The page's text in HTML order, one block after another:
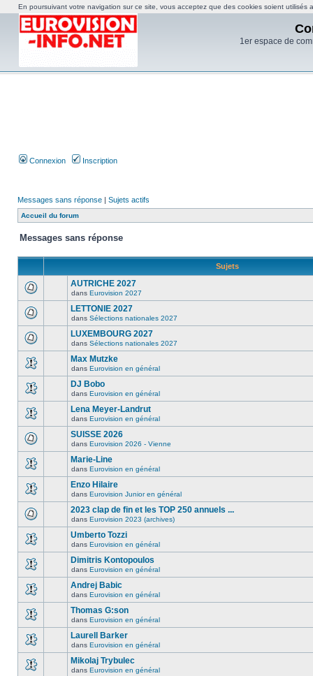
1er espace de
Connexion Inscription
Messages sans réponse | Sujets actifs
Accueil du forum
Messages sans réponse
Sujets
AUTRICHE 2027
dans Eurovision 2027
LETTONIE 2027
dans Sélections nationales 2027
LUXEMBOURG 2027
dans Sélections nationales 2027
Max Mutzke
dans Eurovision en général
DJ Bobo
dans Eurovision en général
Lena Meyer-Landrut
dans Eurovision en général
SUISSE 2026
dans Eurovision 2026 - Vienne
Marie-Line
dans Eurovision en général
Enzo Hilaire
dans Eurovision Junior en général
2023 clap de fin et les TOP 250 annuels ...
dans Eurovision 2023 (archives)
Umberto Tozzi
dans Eurovision en général
Dimitris Kontopoulos
dans Eurovision en général
Andrej Babic
dans Eurovision en général
Thomas G:son
dans Eurovision en général
Laurell Barker
dans Eurovision en général
Mikolaj Trybulec
dans Eurovision en général
En poursuivant votre navigation sur ce site, vous acceptez que des cookies soient